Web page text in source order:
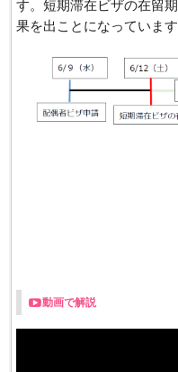
す。短期滞在ビザの在留
果を出ことになっています
動画で解説